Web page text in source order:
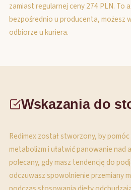
zamiast regularnej ceny 274 PLN. To
bezpośrednio u producenta, możesz
odbiorze u kuriera.
Wskazania do
Redimex został stworzony, by
metabolizm i ułatwić panowanie nad
polecany, gdy masz tendencję do
odczuwasz spowolnienie przemiany